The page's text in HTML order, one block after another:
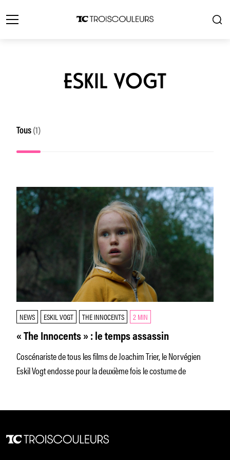
ESKIL VOGT
Tous (1)
NEWS ESKIL VOGT THE INNOCENTS 2 MIN
« The Innocents » : le temps assassin
Coscénariste de tous les films de Joachim Trier, le Norvégien
Eskil Vogt endosse pour la deuxième fois le costume de